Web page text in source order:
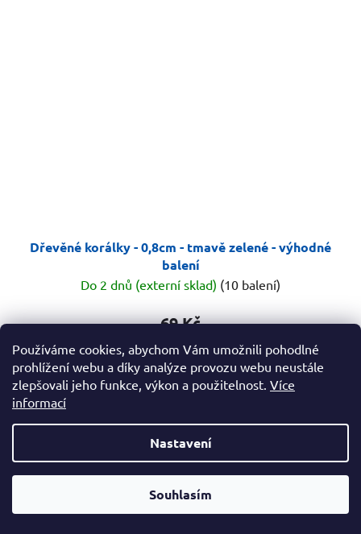
Používáme cookies, abychom Vám umožnili pohodlné
prohlížení webu a díky analýze provozu webu neustále
zlepšovali jeho funkce, výkon a použitelnost. Více
informací
Nastavení
Souhlasím
Od čtvrtka 6.8. do úterý 11.8. máme mimořádně zavřeno.
Dřevěné korálky - 0,8cm - tmavě zelené - výhodné
balení
Do 2 dnů (externí sklad) (10 balení)
69 Kč
DO KOŠÍKU
Balíček dřevěných korálků o velikosti cca 8mm v tmavě
zelené barvě. Velké balení 90g